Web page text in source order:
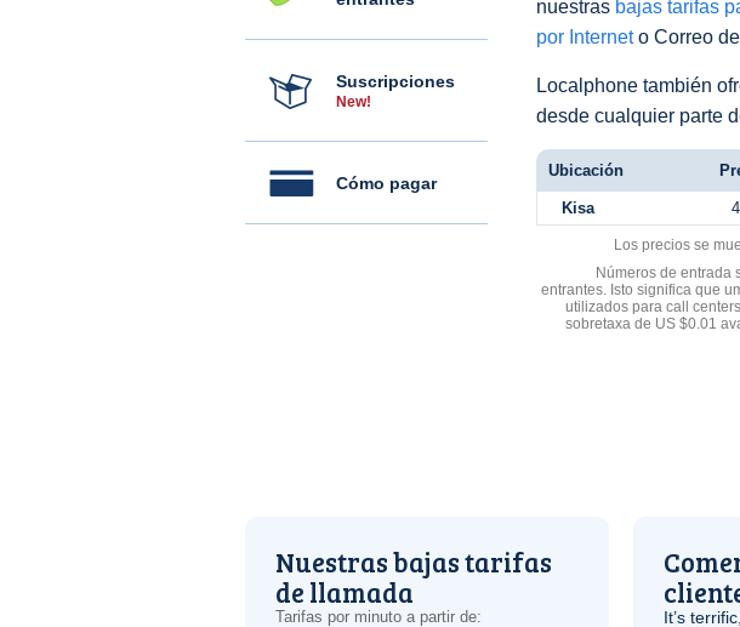
Suscripciones
New!
Cómo pagar
nuestras bajas tarifas
por Interneto Correo
Localphone también
desde cualquier parte
Ubicación
Kisa
Los precios se
Números de entrada
entrantes. Isto significa que
utilizados para call
sobretaxa de US $0.01
Nuestras bajas tarifas
de llamada
Tarifas por minuto a partir de:
It’s